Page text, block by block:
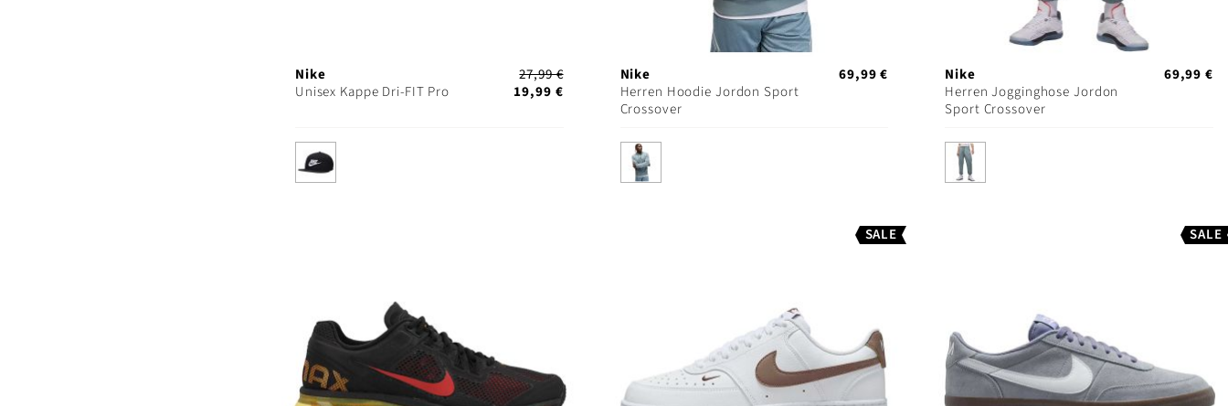
Nike
Unisex Kappe Dri-FIT Pro
27,99 €
19,99 €
Nike
Herren Hoodie Jordon Sport
Crossover
69,99 €
Nike
Herren Jogginghose Jordon
Sport Crossover
69,99 €
SALE SALE